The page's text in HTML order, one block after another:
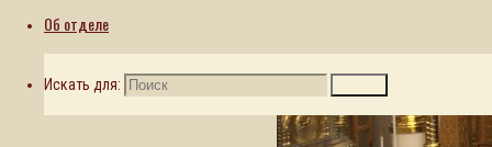
Об отделе
Искать для: